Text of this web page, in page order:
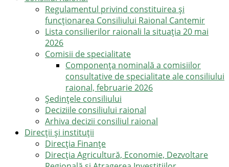
Regulamentul privind constituirea şi
funcţionarea Consiliului Raional Cantemir
Lista consilierilor raionali la situația 20 mai
2026
Comisii de specialitate
Componența nominală a comisiilor
consultative de specialitate ale consiliului
raional, februarie 2026
Şedinţele consiliului
Deciziile consiliului raional
Arhiva decizii consiliul raional
Direcții și instituții
Direcţia Finanţe
Direcția Agricultură, Economie, Dezvoltare